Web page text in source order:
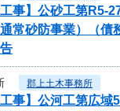
工事】公砂工第
常砂防事業）（債
郡上土木事務所
工事】公河工第広